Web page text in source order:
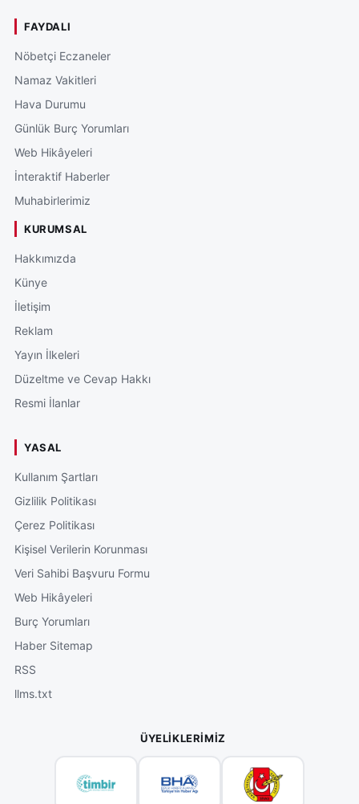
FAYDALI
Nöbetçi Eczaneler
Namaz Vakitleri
Hava Durumu
Günlük Burç Yorumları
Web Hikâyeleri
İnteraktif Haberler
Muhabirlerimiz
KURUMSAL
Hakkımızda
Künye
İletişim
Reklam
Yayın İlkeleri
Düzeltme ve Cevap Hakkı
Resmi İlanlar
YASAL
Kullanım Şartları
Gizlilik Politikası
Çerez Politikası
Kişisel Verilerin Korunması
Veri Sahibi Başvuru Formu
Web Hikâyeleri
Burç Yorumları
Haber Sitemap
RSS
llms.txt
ÜYELIKLERIMIZ